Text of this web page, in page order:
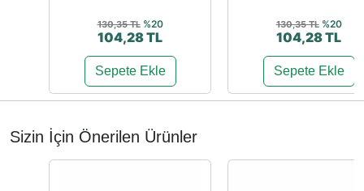
130,35 TL %20
104,28 TL
Sepete Ekle
130,35 TL %20
104,28 TL
Sepete Ekle
Sizin İçin Önerilen Ürünler